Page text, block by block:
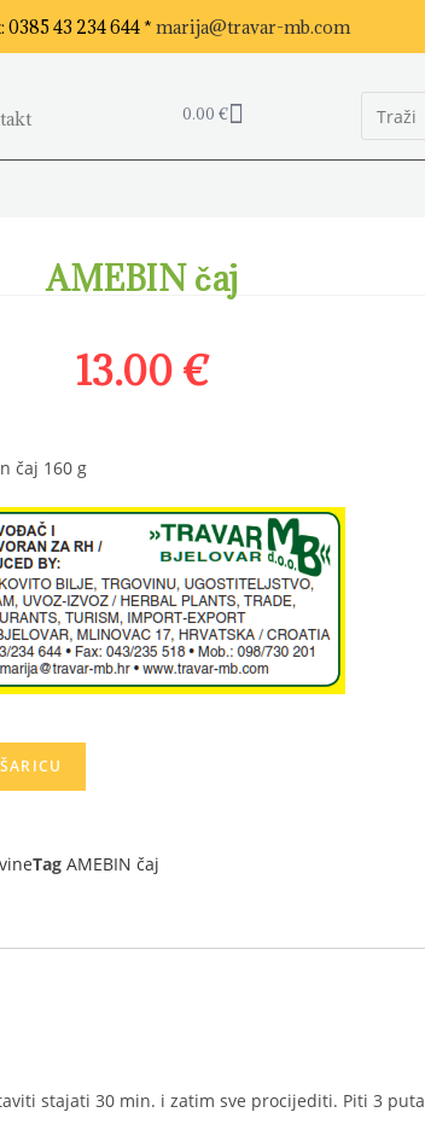
0385 43 234 644 * marija@travar-mb.com
0.00€
AMEBIN čaj
13.00 €
čaj 160 g
Tag AMEBIN čaj
stajati 30 min. i zatim sve procijediti. Piti 3 puta